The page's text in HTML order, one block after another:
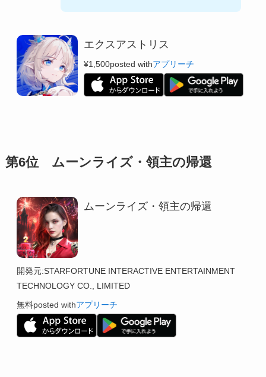
エクスアストリス
¥1,500posted withアプリーチ
第6位 ムーンライズ・領主の帰還
ムーンライズ・領主の帰還
開発元:STARFORTUNE INTERACTIVE ENTERTAINMENT
TECHNOLOGY CO., LIMITED
無料posted withアプリーチ